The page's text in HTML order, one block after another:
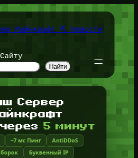
Майнкрафт ⛏️ Новости
Найти
Сервер
5 минут
~7 мс Пинг
AntiDDoS
Буквенный IP